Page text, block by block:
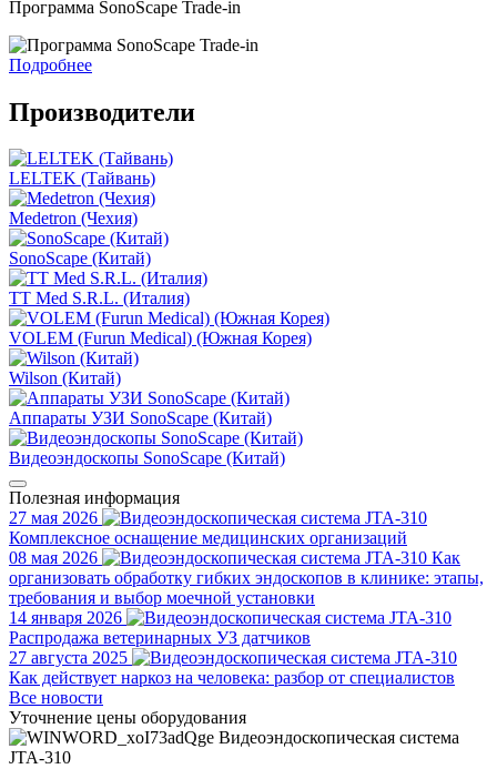
Программа SonoScape Trade-in
Подробнее
Производители
LELTEK (Тайвань)
Medetron (Чехия)
SonoScape (Китай)
TT Med S.R.L. (Италия)
VOLEM (Furun Medical) (Южная Корея)
Wilson (Китай)
Аппараты УЗИ SonoScape (Китай)
Видеоэндоскопы SonoScape (Китай)
Полезная информация
27 мая 2026
Комплексное оснащение медицинских организаций
08 мая 2026
Как
организовать обработку гибких эндоскопов в клинике: этапы,
требования и выбор моечной установки
14 января 2026
Распродажа ветеринарных УЗ датчиков
27 августа 2025
Как действует наркоз на человека: разбор от специалистов
Все новости
Уточнение цены оборудования
Видеоэндоскопическая система
JTA-310